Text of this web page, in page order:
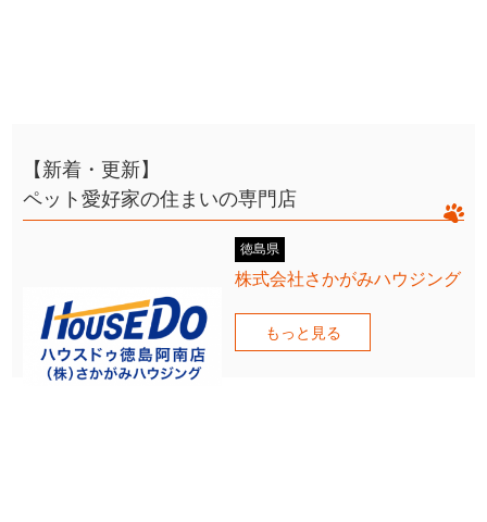
【新着・更新】
ペット愛好家の住まいの専門店
徳島県
株式会社さかがみハウジング
もっと見る